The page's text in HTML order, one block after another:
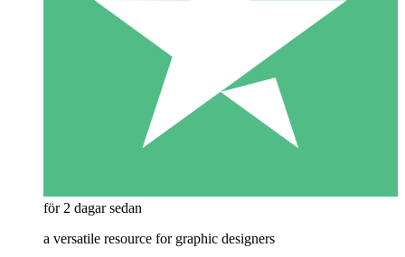
för 2 dagar sedan
a versatile resource for graphic designers